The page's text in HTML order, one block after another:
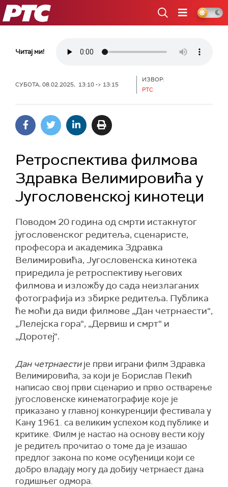
РТС
Читај ми!
СУБОТА, 08.02.2025, 13:10 -> 13:15
ИЗВОР:
РТС
Ретроспектива филмова
Здравка Велимировића у
Југословенској кинотеци
Поводом 20 година од смрти истакнутог
југословенског редитеља, сценаристе,
професора и академика Здравка
Велимировића, Југословенска кинотека
приредила је ретроспективу његових
филмова и изложбу до сада неизлаганих
фотографија из збирке редитеља. Публика
ће моћи да види филмове „Дан четрнаести“,
„Лелејска гора“, „Дервиш и смрт“ и
„Доротеј“.
Дан четрнаестије први играни филм Здравка
Велимировића, за који је Борислав Пекић
написао свој први сценарио и прво остварење
југословенске кинематографије које је
приказано у главној конкуренцији фестивала у
Кану 1961. са великим успехом код публике и
критике. Филм је настао на основу вести коју
је редитељ прочитао о томе да је изашао
предлог закона по коме осуђеници који се
добро владају могу да добију четрнаест дана
годишњег одмора.